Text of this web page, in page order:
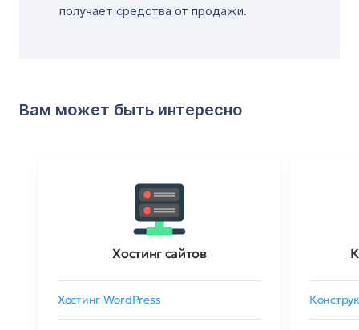
получает средства от продажи.
Вам может быть интересно
Хостинг сайтов
Хостинг WordPress